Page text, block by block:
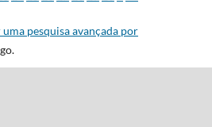
pesquisa avançada por